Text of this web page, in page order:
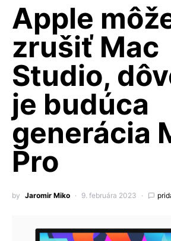
Apple
zrušiť Mac
Studio,
je budúca
generácia
Pro
by Jaromir Miko 9. februára 2023